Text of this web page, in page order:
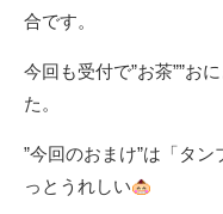
合です。
今回も受付で”お茶””お
た。
”今回のおまけ”は「タ
っとうれしい